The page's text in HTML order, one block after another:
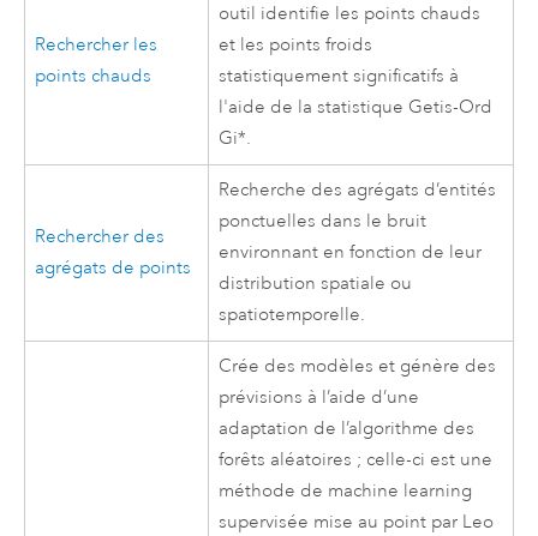
Rechercher les
points chauds
outil identifie les points chauds
et les points froids
statistiquement significatifs à
l'aide de la statistique Getis-Ord
Gi*.
Rechercher des
agrégats de points
Recherche des agrégats d’entités
ponctuelles dans le bruit
environnant en fonction de leur
distribution spatiale ou
spatiotemporelle.
Crée des modèles et génère des
prévisions à l’aide d’une
adaptation de l’algorithme des
forêts aléatoires ; celle-ci est une
méthode de machine learning
supervisée mise au point par Leo